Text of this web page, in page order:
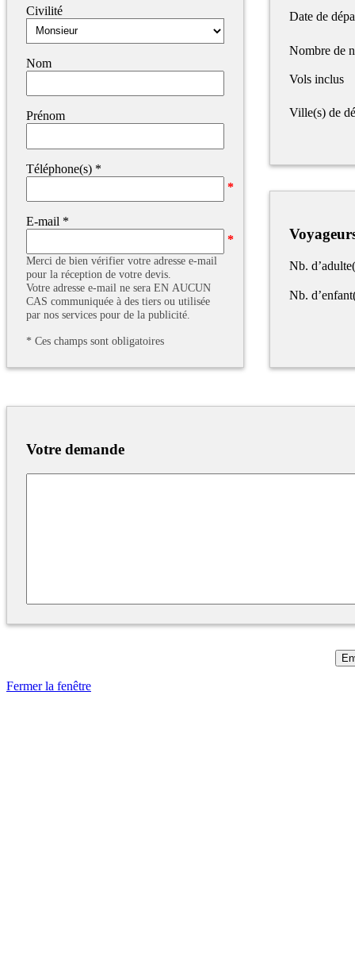
Civilité
Nom
Prénom
Téléphone(s) *
E-mail *
Merci de bien vérifier votre adresse e-mail
pour la réception de votre devis.
Votre adresse e-mail ne sera EN AUCUN
CAS communiquée à des tiers ou utilisée
par nos services pour de la publicité.
* Ces champs sont obligatoires
Date de
Nombre de
Vols inclus
Ville(s) de
Nb.
Nb.
Votre demande
Fermer la fenêtre